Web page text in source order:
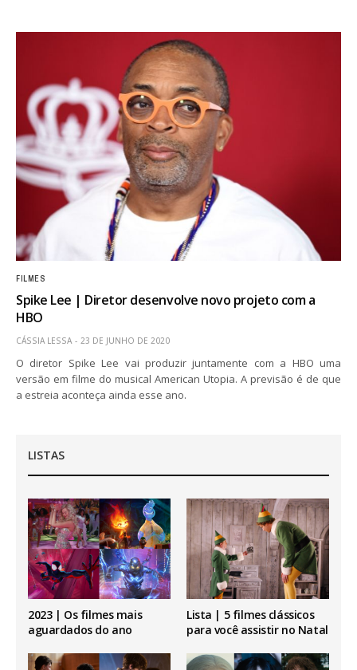
FILMES
Spike Lee | Diretor desenvolve novo projeto com a
HBO
CÁSSIA LESSA 23 DE JUNHO DE 2020
O diretor Spike Lee vai produzir juntamente com a HBO uma
versão em filme do musical American Utopia. A previsão é de que
a estreia aconteça ainda esse ano.
LISTAS
2023 | Os filmes mais
aguardados do ano
Lista | 5 filmes clássicos
para você assistir no Natal